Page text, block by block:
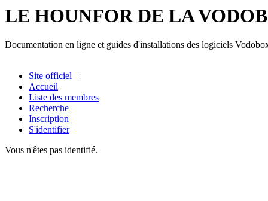
LE HOUNFOR DE LA
Documentation en ligne et guides d'installations des logiciels
Site officiel |
Accueil
Liste des membres
Recherche
Inscription
S'identifier
Vous n'êtes pas identifié.